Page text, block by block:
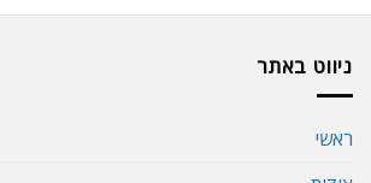
ניווט באתר
ראשי